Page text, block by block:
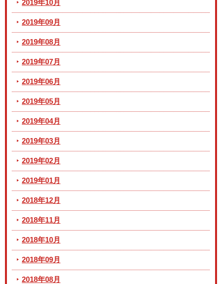
2019年10月
2019年09月
2019年08月
2019年07月
2019年06月
2019年05月
2019年04月
2019年03月
2019年02月
2019年01月
2018年12月
2018年11月
2018年10月
2018年09月
2018年08月